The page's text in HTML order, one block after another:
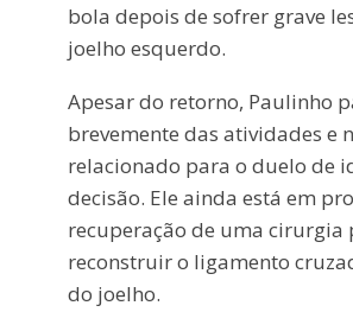
bola depois de sofrer grave
joelho esquerdo.
Apesar do retorno, Paulinho
brevemente das atividades e
relacionado para o duelo de
decisão. Ele ainda está em
recuperação de uma cirurgia
reconstruir o ligamento
do joelho.